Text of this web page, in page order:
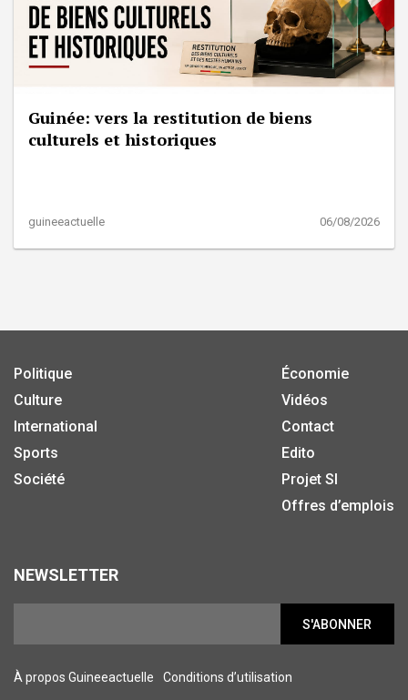
Guinée: vers la restitution de biens
culturels et historiques
guineeactuelle 06/08/2026
Politique
Culture
International
Sports
Société
Économie
Vidéos
Contact
Edito
Projet SI
Offres d’emplois
NEWSLETTER
S'ABONNER
À propos Guineeactuelle Conditions d’utilisation